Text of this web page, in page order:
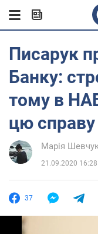
Писарук
Банку:
тому в
цю справу
Марія
21.09.2020 16:28
37